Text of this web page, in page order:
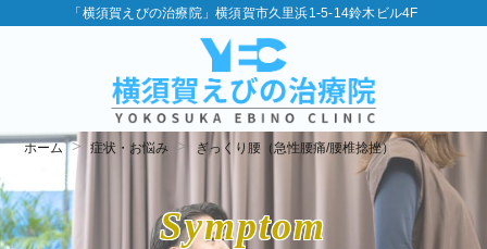
「横須賀えびの治療院」横須賀市久里浜1-5-14鈴木ビル4F
ホーム 症状・お悩み ぎっくり腰（急性腰痛/腰椎捻挫）
Symptom